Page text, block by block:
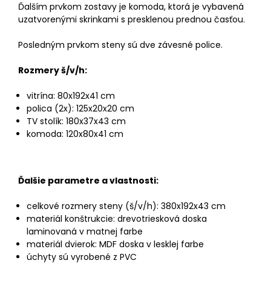
Ďalším prvkom zostavy je komoda, ktorá je vybavená
uzatvorenými skrinkami s presklenou prednou časťou.
Posledným prvkom steny sú dve závesné police.
Rozmery š/v/h:
vitrína: 80x192x41 cm
polica (2x): 125x20x20 cm
TV stolík: 180x37x43 cm
komoda: 120x80x41 cm
Ďalšie parametre a vlastnosti:
celkové rozmery steny (š/v/h): 380x192x43 cm
materiál konštrukcie: drevotriesková doska
laminovaná v matnej farbe
materiál dvierok: MDF doska v lesklej farbe
úchyty sú vyrobené z PVC